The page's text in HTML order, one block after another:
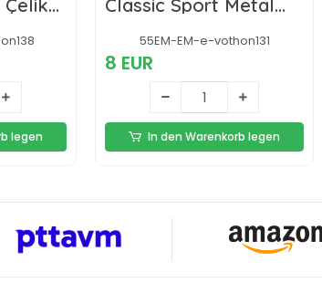
Çelik
Mm
legen
Classic Sport Metal
Kordon 46 Mm Siyah
Gt2 Siyah
55EM-EM-e-vothon131
8 EUR
In den Warenkorb legen